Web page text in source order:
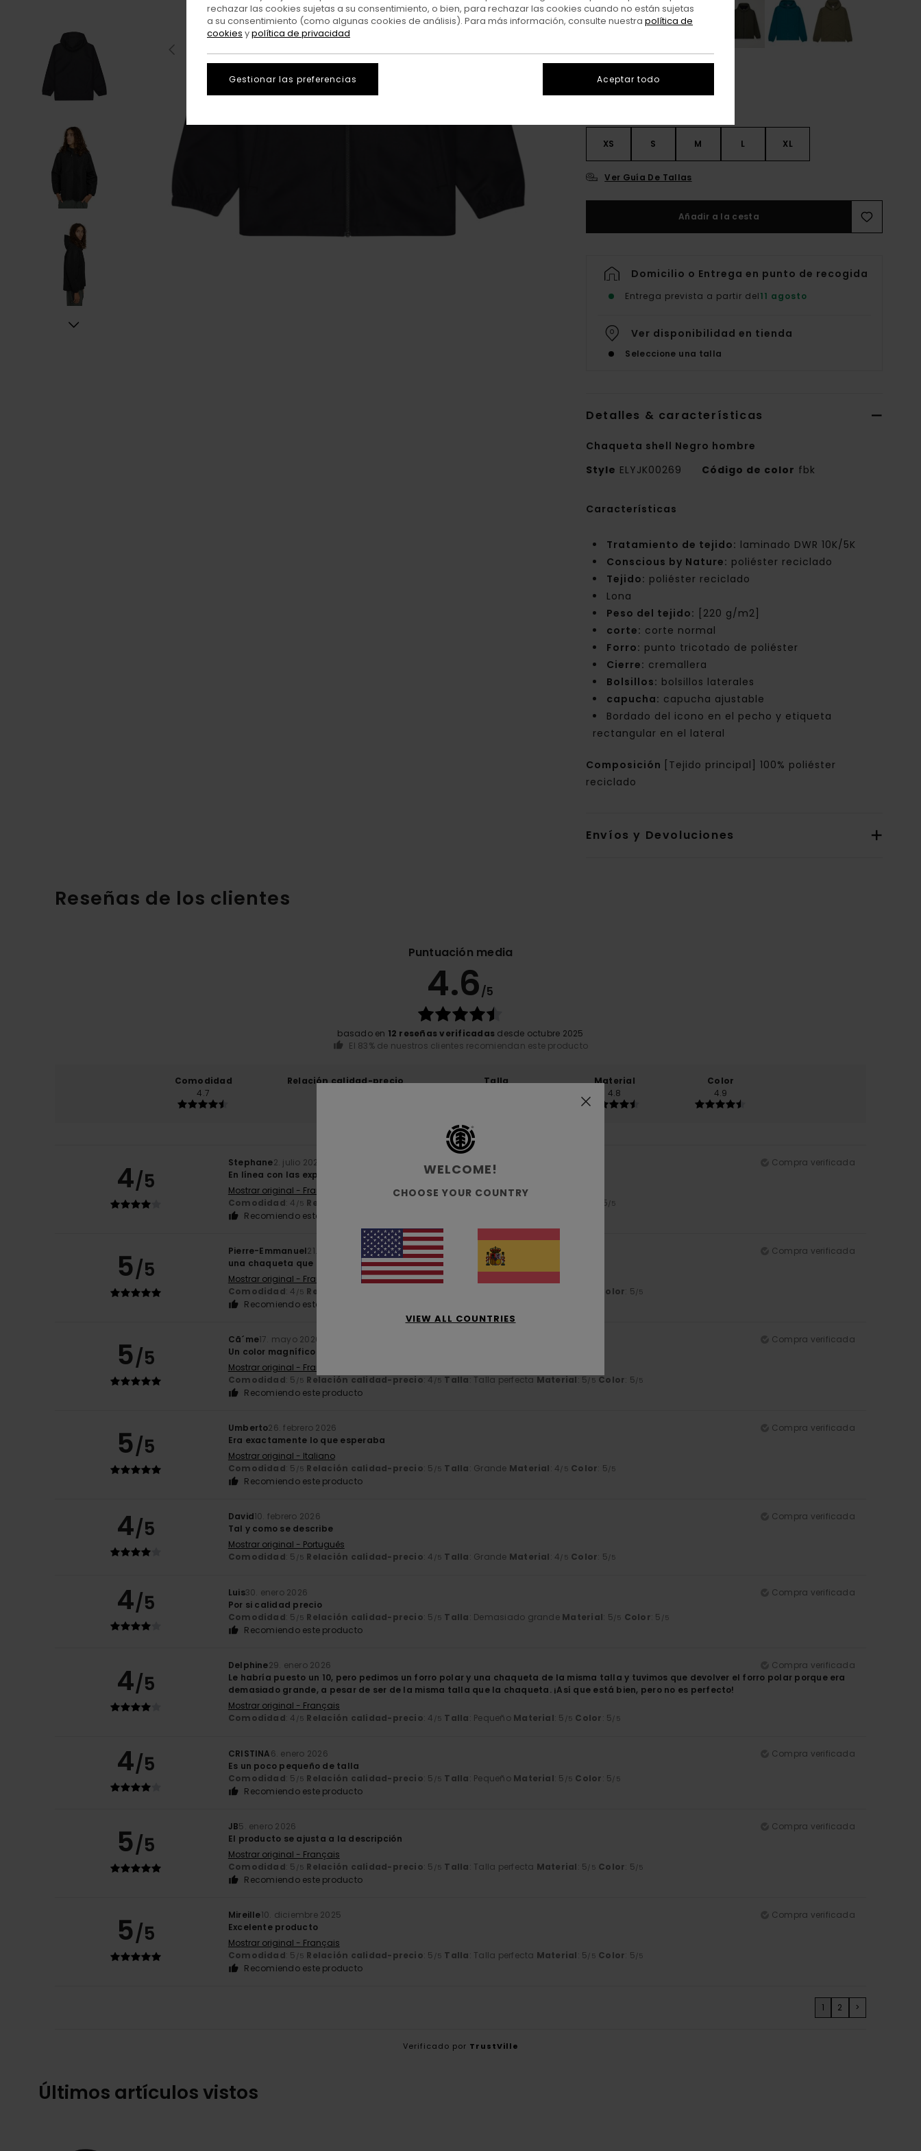
XS S M L XL
Ver Guía De Tallas
Añadir a la cesta
Domicilio o Entrega en punto de recogida
Entrega prevista a partir del11 agosto
Ver disponibilidad en tienda
Seleccione una talla
Detalles & características
Chaqueta shell Negro hombre
Style ELYJK00269 Código de color fbk
Características
Tratamiento de tejido: laminado DWR 10K/5K
Conscious by Nature: poliéster reciclado
Tejido: poliéster reciclado
Lona
Peso del tejido: [220 g/m2]
corte: corte normal
Forro: punto tricotado de poliéster
Cierre: cremallera
Bolsillos: bolsillos laterales
capucha: capucha ajustable
Bordado del icono en el pecho y etiqueta
rectangular en el lateral
Composición [Tejido principal] 100% poliéster
reciclado
Envíos y Devoluciones
Reseñas de los clientes
Puntuación media
4.6/5
basado en 12 reseñas verificadas desde octubre 2025
El 83% de nuestros clientes recomiendan este producto
Comodidad
4.7
Relación calidad-precio
Talla
Material
4.8
Color
4.9
4/5
Stephane2. julio 2026
Compra verificada
En línea con las expectativas
Mostrar original - Français
Comodidad: 4 /5 Relación calidad-precio : 5/5
Recomiendo este producto
5/5
Pierre-Emmanuel21. mayo 2026
Compra verificada
una chaqueta que me queda de maravilla
Mostrar original - Français
Comodidad: 4 /5 Relación calidad-precio Color: 5/5
Recomiendo este producto
5/5
Cã´me17. mayo 2026
Compra verificada
Un color magnífico y un diseño cuidado
Mostrar original - Français
Comodidad: 5 /5 Relación calidad-precio: 4 /5 Talla: Talla perfecta Material: 5/5 Color: 5/5
Recomiendo este producto
5/5
Umberto26. febrero 2026
Compra verificada
Era exactamente lo que esperaba
Mostrar original - Italiano
Comodidad: 5 /5 Relación calidad-precio: 5 /5 Talla: Grande Material: 4/5 Color: 5/5
Recomiendo este producto
4/5 David10. febrero 2026
Compra verificada
Tal y como se describe
Mostrar original - Português
Comodidad: 5 /5 Relación calidad-precio: 4 /5 Talla: Grande Material: 4/5 Color: 5/5
4/5 Luis30. enero 2026
Compra verificada
Por si calidad precio
Comodidad: 5 /5 Relación calidad-precio: 5 /5 Talla: Demasiado grande Material: 5/5 Color: 5 /5
Recomiendo este producto
4/5
Delphine29. enero 2026
Compra verificada
Le habría puesto un 10, pero pedimos un forro polar y una chaqueta de la misma talla y tuvimos que devolver el forro polar porque era
demasiado grande, a pesar de ser de la misma talla que la chaqueta. ¡Así que está bien, pero no es perfecto!
Mostrar original - Français
Comodidad: 4 /5 Relación calidad-precio: 4 /5 Talla: Pequeño Material: 5 /5 Color: 5/5
4/5 CRISTINA6. enero 2026
Compra verificada
Es un poco pequeño de talla
Comodidad: 5 /5 Relación calidad-precio: 5 /5 Talla: Pequeño Material: 5 /5 Color: 5/5
Recomiendo este producto
5/5
JB5. enero 2026
Compra verificada
El producto se ajusta a la descripción
Mostrar original - Français
Comodidad: 5 /5 Relación calidad-precio: 5 /5 Talla: Talla perfecta Material: 5/5 Color: 5/5
Recomiendo este producto
5/5
Mireille10. diciembre 2025
Compra verificada
Excelente producto
Mostrar original - Français
Comodidad: 5 /5 Relación calidad-precio: 5 /5 Talla: Talla perfecta Material: 5/5 Color: 5/5
Recomiendo este producto
1 2 >
Verificado por TrustVille
Últimos artículos vistos
WELCOME!
CHOOSE YOUR COUNTRY
VIEW ALL COUNTRIES
rechazar las cookies sujetas a su consentimiento, o bien, para rechazar las cookies cuando no están sujetas
a su consentimiento (como algunas cookies de análisis). Para más información, consulte nuestra política de
cookies ypolítica de privacidad
Gestionar las preferencias Aceptar todo